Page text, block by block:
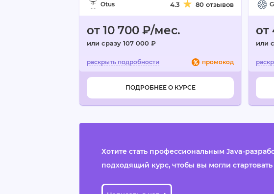
Otus 4.3 80 отзывов
от 10 700 ₽/мес.
или сразу 107 000 ₽
промокод
ПОДРОБНЕЕ О КУРСЕ
от
или
Хотите стать профессиональным Java-
подходящий курс, чтобы вы могли